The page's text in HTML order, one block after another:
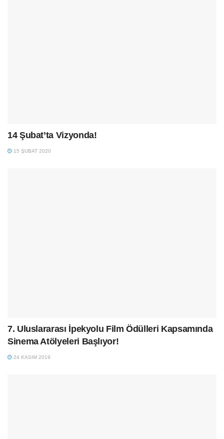
14 Şubat’ta Vizyonda!
15 ŞUBAT 2020
7. Uluslararası İpekyolu Film Ödülleri Kapsamında
Sinema Atölyeleri Başlıyor!
24 KASIM 2019